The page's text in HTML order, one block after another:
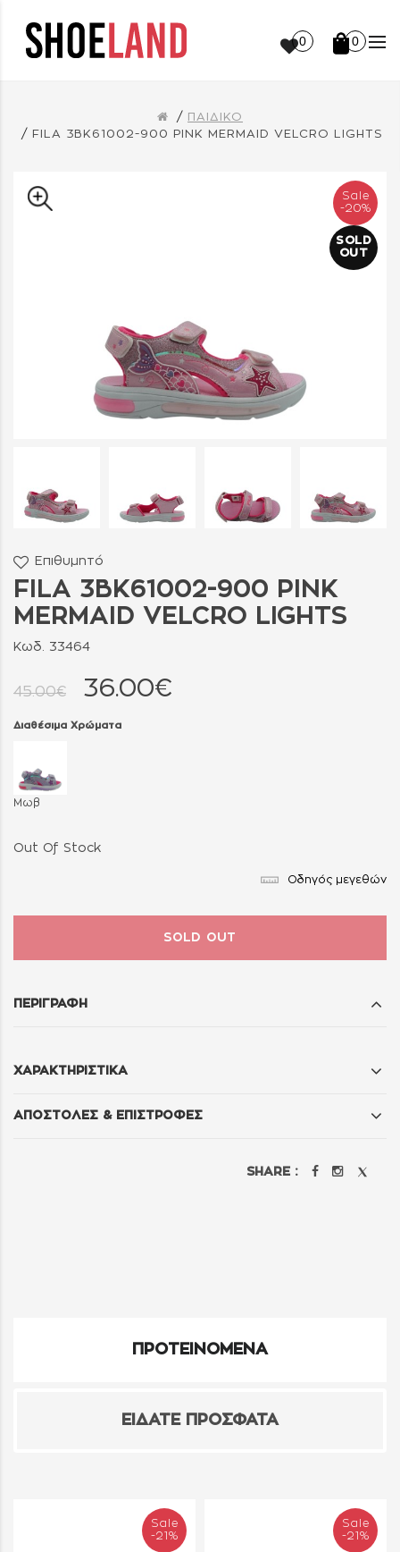
0 0
ΠΑΙΔΙΚΟ
FILA 3BK61002-900 PINK MERMAID VELCRO LIGHTS
Sale
-20%
SOLD
OUT
Επιθυμητό
FILA 3BK61002-900 PINK
MERMAID VELCRO LIGHTS
Κωδ. 33464
45.00€ 36.00€
Διαθέσιμα Χρώματα
Μωβ
Out Of Stock
Οδηγός μεγεθών
SOLD OUT
ΠΕΡΙΓΡΑΦΗ
ΧΑΡΑΚΤΗΡΙΣΤΙΚΑ
ΑΠΟΣΤΟΛΕΣ & ΕΠΙΣΤΡΟΦΕΣ
SHARE :
ΠΡΟΤΕΙΝΟΜΕΝΑ
ΕΙΔΑΤΕ ΠΡΟΣΦΑΤΑ
Sale
-21%
Sale
-21%